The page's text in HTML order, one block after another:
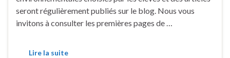
seront régulièrement publiés sur le blog. Nous vous
invitons à consulter les premières pages de …
Lire la suite